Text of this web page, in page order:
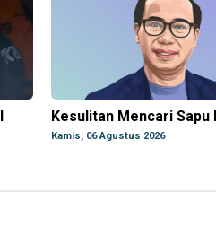
Kesulitan Mencari Sapu
Kamis, 06 Agustus 2026